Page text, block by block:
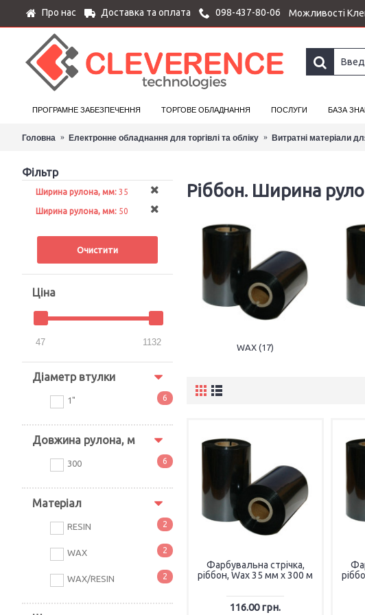
Про нас Доставка та оплата 098-437-80-06 Можливості
ПРОГРАМНЕ ЗАБЕЗПЕЧЕННЯ ТОРГОВЕ ОБЛАДНАННЯ ПОСЛУГИ БАЗА
Головна Електронне обладнання для торгівлі та обліку Витратні матеріали
Фільтр
Ширина рулона, мм: 35
Ширина рулона, мм: 50
Очистити
Ціна
47 1132
Діаметр втулки
1" 6
Довжина рулона, м
300 6
Матеріал
RESIN 2
WAX 2
WAX/RESIN 2
Ріббон. Ширина
WAX (17)
Фарбувальна стрічка,
ріббон, Wax 35 мм х 300 м
116.00 грн.